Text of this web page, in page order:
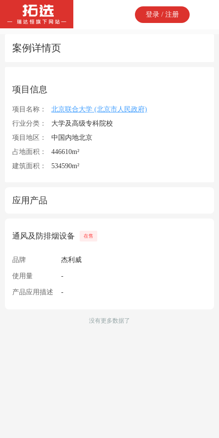
登录 / 注册
案例详情页
项目信息
项目名称：
北京联合大学 (北京市人民政府)
行业分类：
大学及高级专科院校
项目地区：
中国内地北京
占地面积：
446610m²
建筑面积：
534590m²
应用产品
通风及防排烟设备 在售
品牌 杰利威
使用量 -
产品应用描述 -
没有更多数据了